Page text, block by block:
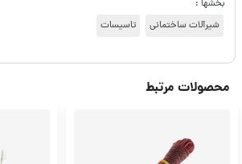
بخشها :
شیرآلات ساختمانی
تاسیسات
محصولات مرتبط